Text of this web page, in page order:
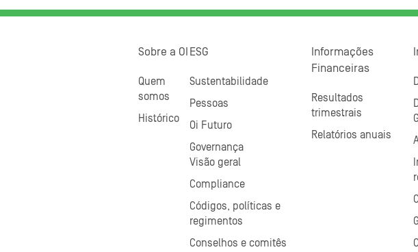
Sobre a OI
Quem
somos
Histórico
ESG
Sustentabilidade
Pessoas
Oi Futuro
Governança
Visão geral
Compliance
Códigos, políticas e
regimentos
Conselhos e comitês
Informações
Financeiras
Resultados
trimestrais
Relatórios anuais